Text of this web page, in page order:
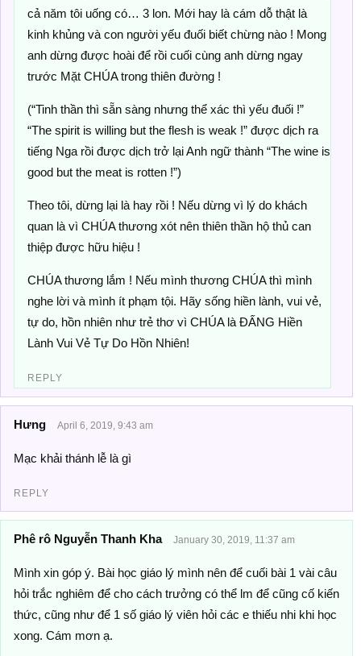
cả năm tôi uống có… 3 lon. Mới hay là cám dỗ thật là
kinh khủng và con người yếu đuối biết chừng nào ! Mong
anh dừng được hoài để rồi cuối cùng anh dừng ngay
trước Mặt CHÚA trong thiên đường !
(“Tinh thần thì sẵn sàng nhưng thể xác thì yếu đuối !”
“The spirit is willing but the flesh is weak !” được dịch ra
tiếng Nga rồi được dịch trở lại Anh ngữ thành “The wine is
good but the meat is rotten !”)
Theo tôi, dừng lại là hay rồi ! Nếu dừng vì lý do khách
quan là vì CHÚA thương xót nên thiên thần hộ thủ can
thiệp được hữu hiệu !
CHÚA thương lắm ! Nếu mình thương CHÚA thì mình
nghe lời và mình ít phạm tội. Hãy sống hiền lành, vui vẻ,
tự do, hồn nhiên như trẻ thơ vì CHÚA là ĐẤNG Hiền
Lành Vui Vẻ Tự Do Hồn Nhiên!
REPLY
Hưng April 6, 2019, 9:43 am
Mạc khải thánh lễ là gì
REPLY
Phê rô Nguyễn Thanh Kha January 30, 2019, 11:37 am
Mình xin góp ý. Bài học giáo lý mình nên để cuối bài 1 vài câu
hỏi trắc nghiêm để cho cách trưởng có thể lm để cũng cố kiến
thức, cũng như để 1 số giáo lý viên hỏi các e thiếu nhi khi học
xong. Cám mơn ạ.